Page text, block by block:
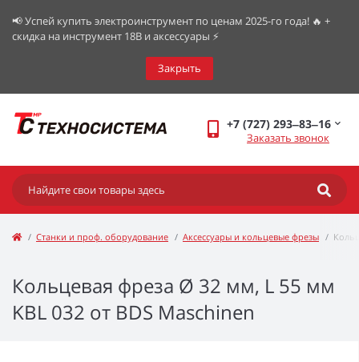
📢 Успей купить электроинструмент по ценам 2025-го года! 🔥 +
скидка на инструмент 18В и аксессуары ⚡️
Закрыть
+7 (727) 293‒83‒16
Заказать звонок
Станки и проф. оборудование Аксессуары и кольцевые фрезы
Кольцевая фреза Ø 32 мм, L 55 мм
KBL 032 от BDS Maschinen